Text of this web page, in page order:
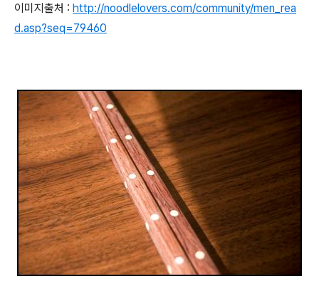
이미지출처 : http://noodlelovers.com/community/men_rea
d.asp?seq=79460